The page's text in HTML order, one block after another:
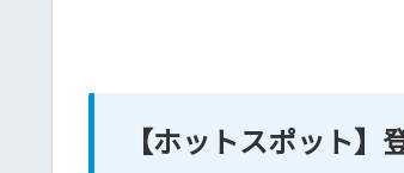
【ホットスポット